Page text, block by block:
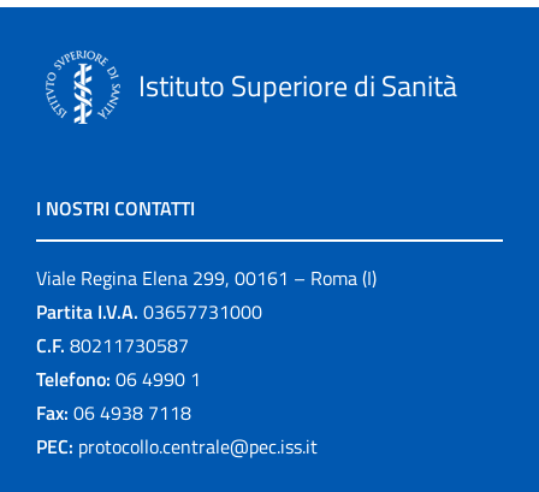
Istituto Superiore di Sanità
I NOSTRI CONTATTI
Viale Regina Elena 299, 00161 – Roma (I)
Partita I.V.A. 03657731000
C.F. 80211730587
Telefono: 06 4990 1
Fax: 06 4938 7118
PEC: protocollo.centrale@pec.iss.it